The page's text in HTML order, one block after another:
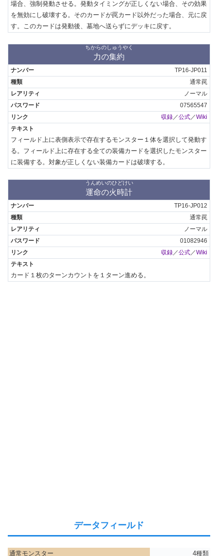
場合、強制発動させる。発動タイミングが正しくない場合、その効果
を無効にし破壊する。そのカードが罠カード以外だった場合、元に戻
す。このカードは発動後、墓地へ送らずにデッキに戻す。
ちからのしゅうやく
力の集約
TP16-JP011
通常罠
ノーマル
07565547
収録 ／公式 ／Wiki
フィールド上に表側表示で存在するモンスター１体を選択して発動す
る。フィールド上に存在する全ての装備カードを選択したモンスター
に装備する。対象が正しくない装備カードは破壊する。
うんめいのひどけい
運命の火時計
TP16-JP012
通常罠
ノーマル
01082946
収録／公式／Wiki
カード１枚のターンカウントを１ターン進める。
データフィールド
通常モンスター 4種類